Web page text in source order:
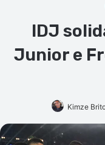
IDJ
Junior e
Kimze